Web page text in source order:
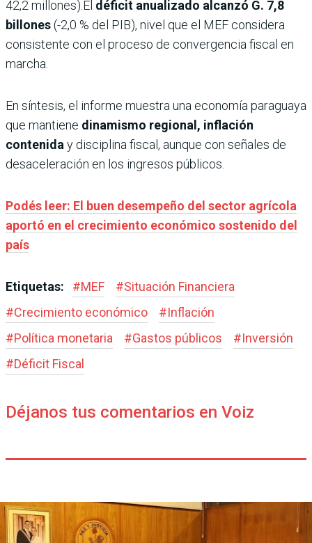
42,2 millones).El déficit anualizado alcanzó G. 7,8
billones(-2,0 % del PIB), nivel que el MEF considera
consistente con el proceso de convergencia fiscal en
marcha.
En síntesis, el informe muestra una economía paraguaya
que mantiene dinamismo regional, inflación
conteniday disciplina fiscal, aunque con señales de
desaceleración en los ingresos públicos.
Podés leer: El buen desempeño del sector agrícola
aportó en el crecimiento económico sostenido del
país
Etiquetas: #MEF #Situación Financiera
#Crecimiento económico #Inflación
#Política monetaria #Gastos públicos #Inversión
#Déficit Fiscal
Déjanos tus comentarios en Voiz